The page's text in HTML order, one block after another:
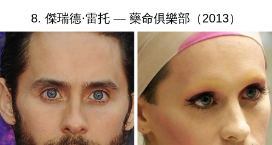
8. 傑瑞德·雷托 — 藥命俱樂部（2013）